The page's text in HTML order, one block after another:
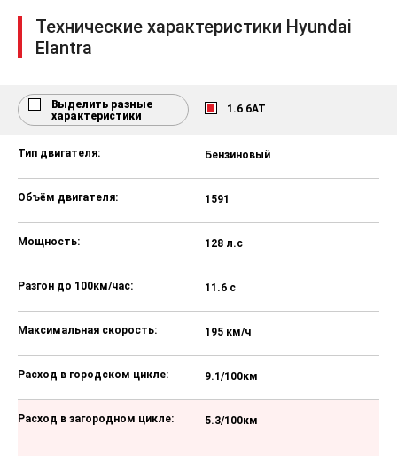
Устройство вызова экстренных
служб "Эра-Глонасс"
Фронтальные подушки
безопасности водителя и
переднего пассажира
Управление магнитолой на руле
семидюймовым сенсорным
экраном и интеграцией со
смартфонами Apple и Android
Система помощи при трогании на
подъеме
Датчик давления в шинах
Датчик света
Круиз-контроль с управлением на
руле
Технические характеристики Hyundai
Elantra
Выделить разные
характеристики
1.6 6AT
Тип двигателя:
Объём двигателя:
Мощность:
Разгон до 100км/час:
Максимальная скорость:
Расход в городском цикле:
Расход в загородном цикле:
Бензиновый
1591
128 л.с
11.6 с
195 км/ч
9.1/100км
5.3/100км